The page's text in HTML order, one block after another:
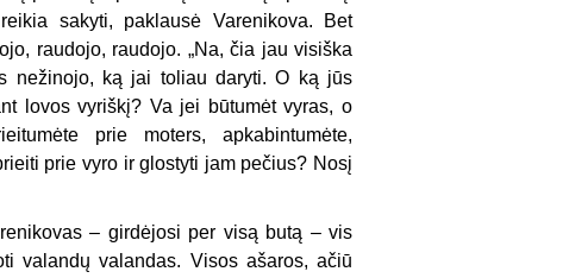
sakyti, paklausė Varenikova. Bet
raudojo, raudojo. „Na, čia jau visiška
nežinojo, ką jai toliau daryti. O ką jūs
lovos vyriškį? Va jei būtumėt vyras, o
prie moters, apkabintumėte,
prie vyro ir glostyti jam pečius? Nosį
– girdėjosi per visą butą – vis
valandų valandas. Visos ašaros, ačiū